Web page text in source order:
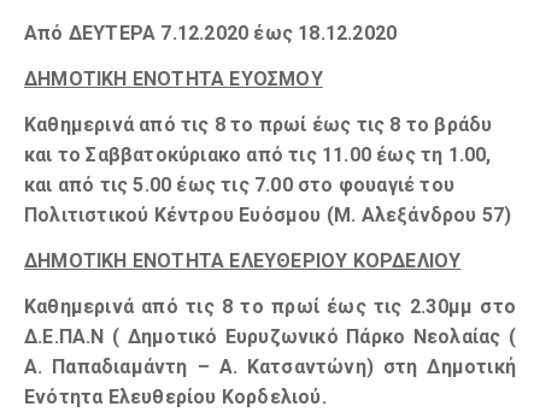
Από ΔΕΥΤΕΡΑ 7.12.2020 έως 18.12.2020
ΔΗΜΟΤΙΚΗ ΕΝΟΤΗΤΑ ΕΥΟΣΜΟΥ
Καθημερινά από τις 8 το πρωί έως τις 8 το βράδυ
και το Σαββατοκύριακο από τις 11.00 έως τη 1.00,
και από τις 5.00 έως τις 7.00 στο φουαγιέ του
Πολιτιστικού Κέντρου Ευόσμου (Μ. Αλεξάνδρου 57)
ΔΗΜΟΤΙΚΗ ΕΝΟΤΗΤΑ ΕΛΕΥΘΕΡΙΟΥ ΚΟΡΔΕΛΙΟΥ
Καθημερινά από τις 8 το πρωί έως τις 2.30μμ στο
Δ.Ε.ΠΑ.Ν ( Δημοτικό Ευρυζωνικό Πάρκο Νεολαίας (
Α. Παπαδιαμάντη – Α. Κατσαντώνη) στη Δημοτική
Ενότητα Ελευθερίου Κορδελιού.